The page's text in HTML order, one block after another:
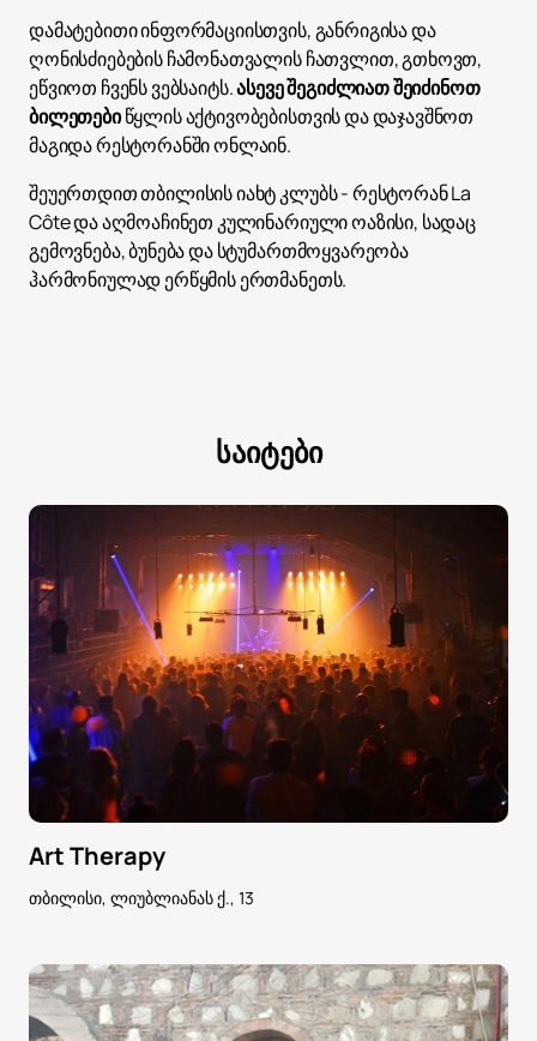
დამატებითი ინფორმაციისთვის, განრიგისა და
ღონისძიებების ჩამონათვალის ჩათვლით, გთხოვთ,
ეწვიოთ ჩვენს ვებსაიტს.ასევე შეგიძლიათ შეიძინოთ
ბილეთებიწყლის აქტივობებისთვის და დაჯავშნოთ
მაგიდა რესტორანში ონლაინ.
შეუერთდით თბილისის იახტ კლუბს - რესტორან La
Côte და აღმოაჩინეთ კულინარიული ოაზისი, სადაც
გემოვნება, ბუნება და სტუმართმოყვარეობა
ჰარმონიულად ერწყმის ერთმანეთს.
საიტები
Art Therapy
თბილისი, ლიუბლიანას ქ., 13